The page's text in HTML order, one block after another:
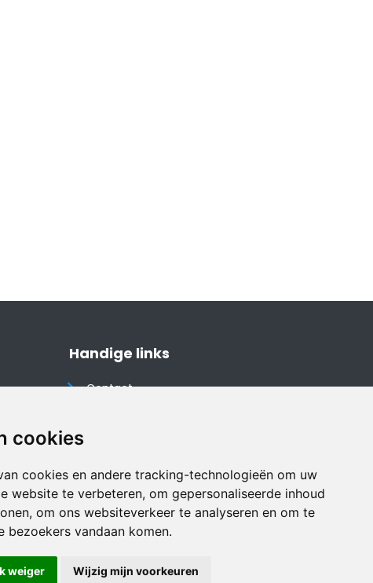
cookies
cookies en andere tracking-technologieën om uw
website te verbeteren, om gepersonaliseerde inhoud
om ons websiteverkeer te analyseren en om te
bezoekers vandaan komen.
weiger Wijzig mijn voorkeuren
Handige links
Contact
Disclaimer
Vakantiehuis website